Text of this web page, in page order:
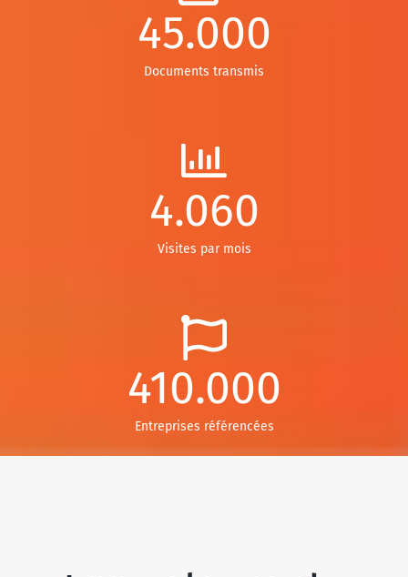
45.000
Documents transmis
4.060
Visites par mois
410.000
Entreprises référencées